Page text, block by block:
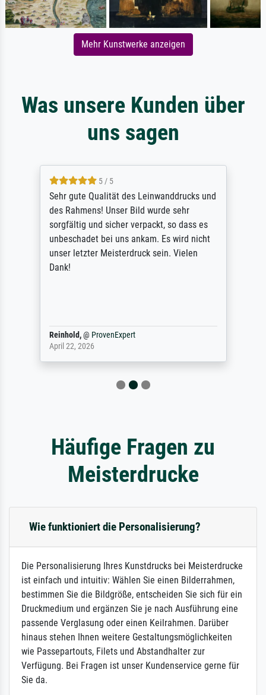
Mehr Kunstwerke anzeigen
Was unsere Kunden über
uns sagen
5 / 5
Sehr gute Qualität des Leinwanddrucks und
des Rahmens! Unser Bild wurde sehr
sorgfältig und sicher verpackt, so dass es
unbeschadet bei uns ankam. Es wird nicht
unser letzter Meisterdruck sein. Vielen
Dank!
Reinhold,@ ProvenExpert
April 22, 2026
Häufige Fragen zu
Meisterdrucke
Wie funktioniert die Personalisierung?
Die Personalisierung Ihres Kunstdrucks bei Meisterdrucke
ist einfach und intuitiv: Wählen Sie einen Bilderrahmen,
bestimmen Sie die Bildgröße, entscheiden Sie sich für ein
Druckmedium und ergänzen Sie je nach Ausführung eine
passende Verglasung oder einen Keilrahmen. Darüber
hinaus stehen Ihnen weitere Gestaltungsmöglichkeiten
wie Passepartouts, Filets und Abstandhalter zur
Verfügung. Bei Fragen ist unser Kundenservice gerne für
Sie da.